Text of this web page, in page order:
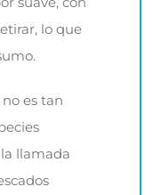
lo que
es tan
llamada